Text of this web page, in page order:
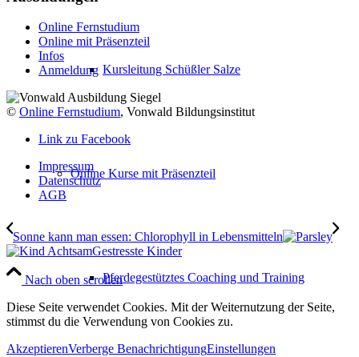
Kursleitung Schüßler Salze
Online Kurse mit Präsenzteil
Pferdegestütztes Coaching und Training
Online Fernstudium
Online mit Präsenzteil
Infos
Anmeldung
© Online Fernstudium, Vonwald Bildungsinstitut
Link zu Facebook
Impressum
Datenschutz
AGB
Sonne kann man essen: Chlorophyll in Lebensmitteln
Gestresste Kinder
Nach oben scrollen
Diese Seite verwendet Cookies. Mit der Weiternutzung der Seite,
stimmst du die Verwendung von Cookies zu.
AkzeptierenVerberge BenachrichtigungEinstellungen